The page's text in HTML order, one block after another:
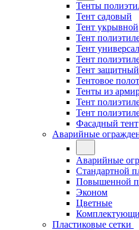
Тенты
Тент садовый
Тент укрывной
Тент
Тент
Тент
Тент защитный
Тентовое
Тенты из
Тент
Тент
Фасадный тент
Аварийные
Аварийные
Стандартной
Повышенной
Эконом
Цветные
Пластиковые сетки